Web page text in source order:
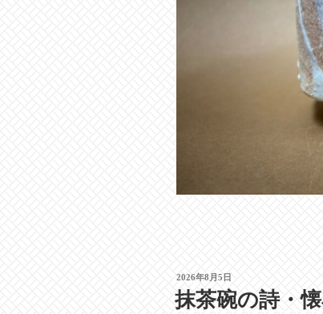
投
稿
日:
2026年8月5日
抹茶碗の詩・